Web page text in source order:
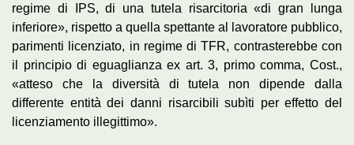
regime di IPS, di una tutela risarcitoria «di gran lunga
inferiore», rispetto a quella spettante al lavoratore pubblico,
parimenti licenziato, in regime di TFR, contrasterebbe con
il principio di eguaglianza ex art. 3, primo comma, Cost.,
«atteso che la diversità di tutela non dipende dalla
differente entità dei danni risarcibili subìti per effetto del
licenziamento illegittimo».